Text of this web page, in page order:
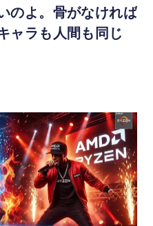
のよ。骨がなければ
ャラも人間も同じ